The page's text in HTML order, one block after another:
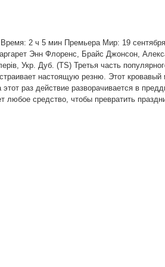
2 ч 5 мин Премьера Мир: 19
Энн Флоренс, Брайс Джонсон,
Укр. Дуб. (TS) Третья часть
настоящую резню. Этот кровавый
раз действие разворачивается в
любое средство, чтобы превратить